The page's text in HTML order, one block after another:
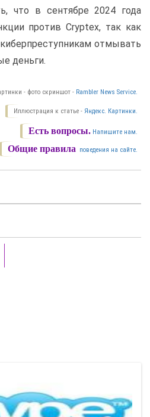
что в сентябре 2024 года
против Cryptex, так как
отмывать
деньги.
- фото скриншот - Rambler News Service.
Иллюстрация к статье - Яндекс. Картинки.
Есть вопросы. Напишите нам.
Общие правила поведения на сайте.